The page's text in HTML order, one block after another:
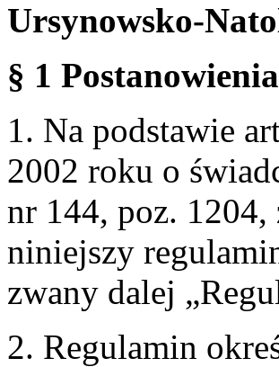
Ursynowsko-
§ 1
1. Na podstawie
2002 roku o
nr 144, poz. 1204,
niniejszy
zwany dalej
2. Regulamin